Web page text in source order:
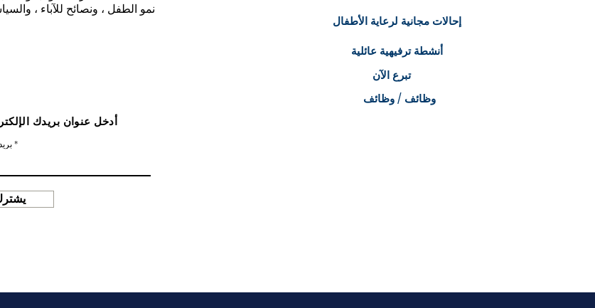
نمو الطفل ، ونصائح للآباء ،
أدخل عنوان بريدك
إحالات مجانية لرعاية الأطفال
أنشطة ترفيهية عائلية
تبرع الآن
وظائف / وظائف